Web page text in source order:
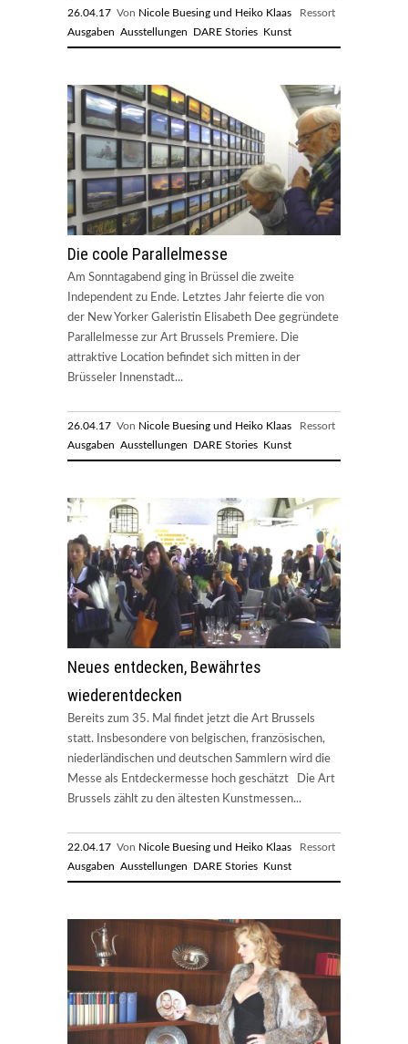
26.04.17 Von Nicole Buesing und Heiko Klaas Ressort
Ausgaben Ausstellungen DARE Stories Kunst
Die coole Parallelmesse
Am Sonntagabend ging in Brüssel die zweite
Independent zu Ende. Letztes Jahr feierte die von
der New Yorker Galeristin Elisabeth Dee gegründete
Parallelmesse zur Art Brussels Premiere. Die
attraktive Location befindet sich mitten in der
Brüsseler Innenstadt...
26.04.17 Von Nicole Buesing und Heiko Klaas Ressort
Ausgaben Ausstellungen DARE Stories Kunst
Neues entdecken, Bewährtes
wiederentdecken
Bereits zum 35. Mal findet jetzt die Art Brussels
statt. Insbesondere von belgischen, französischen,
niederländischen und deutschen Sammlern wird die
Messe als Entdeckermesse hoch geschätzt Die Art
Brussels zählt zu den ältesten Kunstmessen...
22.04.17 Von Nicole Buesing und Heiko Klaas Ressort
Ausgaben Ausstellungen DARE Stories Kunst